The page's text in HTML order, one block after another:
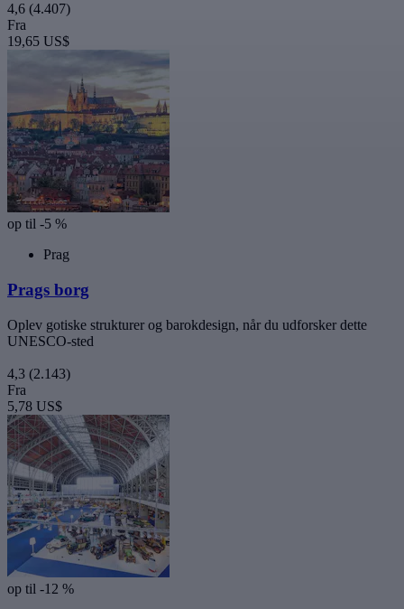
4,6 (4.407)
Fra
19,65 US$
op til -5 %
Prag
Prags borg
Oplev gotiske strukturer og barokdesign, når du udforsker dette
UNESCO-sted
4,3 (2.143)
Fra
5,78 US$
op til -12 %